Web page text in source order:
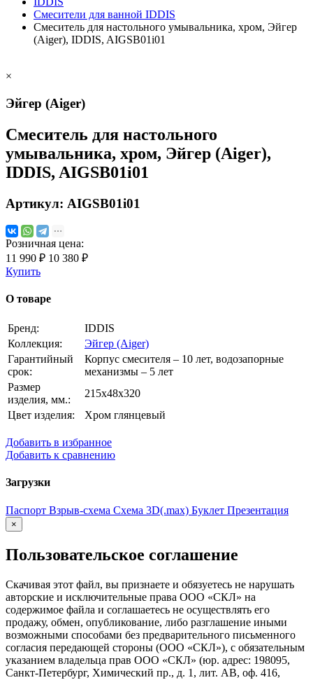
Смесители для ванной IDDIS
Cмеситель для настольного умывальника, хром, Эйгер
(Aiger), IDDIS, AIGSB01i01
×
Эйгер (Aiger)
Cмеситель для настольного
умывальника, хром, Эйгер (Aiger),
IDDIS, AIGSB01i01
Артикул: AIGSB01i01
Розничная цена:
11 990 ₽ 10 380 ₽
Купить
О товаре
Бренд:
IDDIS
Коллекция:
Эйгер (Aiger)
Гарантийный
срок:
Корпус смесителя – 10 лет, водозапорные
механизмы – 5 лет
Размер
изделия, мм.:
215x48x320
Цвет изделия:
Хром глянцевый
Добавить в избранное
Добавить к сравнению
Загрузки
Паспорт Взрыв-схема Схема 3D(.max) Буклет Презентация
×
Пользовательское соглашение
Скачивая этот файл, вы признаете и обязуетесь не нарушать
авторские и исключительные права ООО «СКЛ» на
содержимое файла и соглашаетесь не осуществлять его
продажу, обмен, опубликование, либо разглашение иными
возможными способами без предварительного письменного
согласия передающей стороны (ООО «СКЛ»), с обязательным
указанием владельца прав ООО «СКЛ» (юр. адрес: 198095,
Санкт-Петербург, Химический пр., д. 1, лит. АВ, оф. 416,